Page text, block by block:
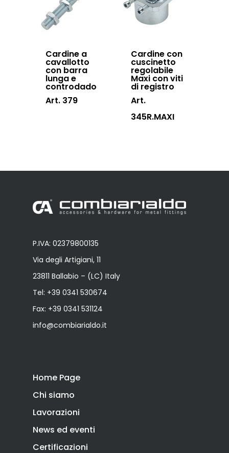
Cardine a
cavallotto
con barra
lunga e
controdado
Art. 379
Cardine con
cuscinetto
regolabile
Maxi con viti
di registro
Art.
345R.MAXI
P.IVA: 02379800135
Via degli Artigiani, 11
23811 Ballabio – (LC) Italy
Tel: +39 0341 530674
Fax: +39 0341 531124
info@combiarialdo.it
Home Page
Chi siamo
Lavorazioni
News ed eventi
Certificazioni